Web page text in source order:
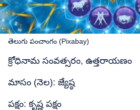
తెలుగు పంచాంగం (Pixabay)
క్రోధినామ సంవత్సరం, ఉత్తరాయణం
మాసం (నెల): జ్యేష్ఠ
పక్షం: కృష్ణ పక్షం